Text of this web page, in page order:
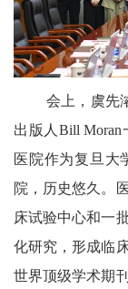
会上，虞先
出版人 Bill Moran
医院作为复旦大
院，历史悠久。
床试验中心和一
化研究，形成临
世界顶级学术期